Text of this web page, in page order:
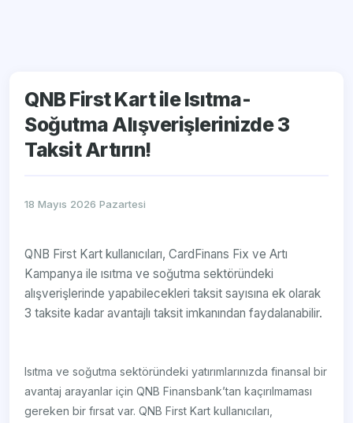
QNB First Kart ile Isıtma-
Soğutma Alışverişlerinizde 3
Taksit Artırın!
18 Mayıs 2026 Pazartesi
QNB First Kart kullanıcıları, CardFinans Fix ve Artı
Kampanya ile ısıtma ve soğutma sektöründeki
alışverişlerinde yapabilecekleri taksit sayısına ek olarak
3 taksite kadar avantajlı taksit imkanından faydalanabilir.
Isıtma ve soğutma sektöründeki yatırımlarınızda finansal bir
avantaj arayanlar için QNB Finansbank’tan kaçırılmaması
gereken bir fırsat var. QNB First Kart kullanıcıları,